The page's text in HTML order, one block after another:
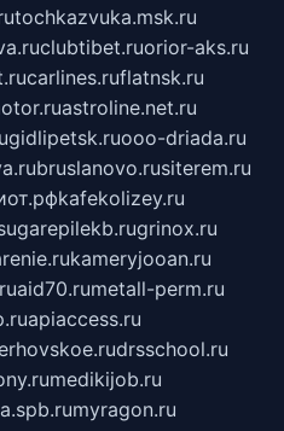
tochkazvuka.msk.ru
clubtibet.ruorior-aks.ru
carlines.ruflatnsk.ru
astroline.net.ru
gidlipetsk.ruooo-driada.ru
bruslanovo.rusiterem.ru
kafekolizey.ru
grinox.ru
kameryjooan.ru
aid70.rumetall-perm.ru
apiaccess.ru
drsschool.ru
medikijob.ru
myragon.ru